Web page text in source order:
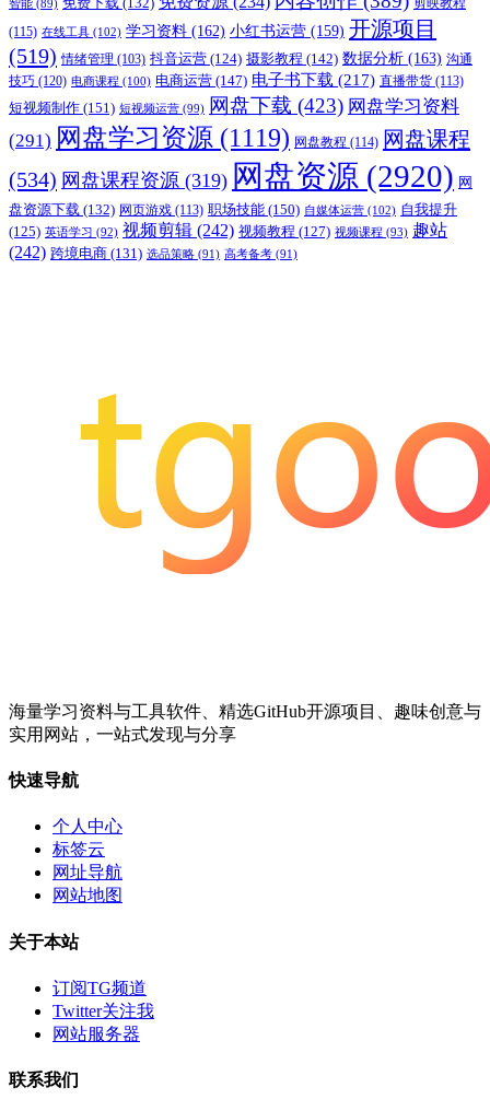
智能 (89) 免费下载 (132)
剪映教程
(115) 在线工具 (102) 学习资料 (162) 小红书运营 (159) 开源项目
(519) 情绪管理 (103) 抖音运营 (124) 摄影教程 (142) 数据分析 (163) 沟通
技巧 (120) 电商课程 (100) 电商运营 (147) 电子书下载 (217) 直播带货 (113)
短视频制作 (151) 短视频运营 (99) 网盘下载 (423) 网盘学习资料
(291) 网盘学习资源 (1119) 网盘教程 (114) 网盘课程
(534) 网盘课程资源 (319) 网盘资源 (2920) 网
盘资源下载 (132) 网页游戏 (113) 职场技能 (150) 自媒体运营 (102) 自我提升
(125) 英语学习 (92) 视频剪辑 (242) 视频教程 (127) 视频课程 (93) 趣站
(242) 跨境电商 (131) 选品策略 (91) 高考备考 (91)
海量学习资料与工具软件、精选GitHub开源项目、趣味创意与
实用网站，一站式发现与分享
快速导航
个人中心
标签云
网址导航
网站地图
关于本站
订阅TG频道
Twitter关注我
网站服务器
联系我们